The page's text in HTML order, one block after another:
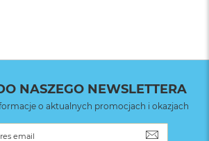
NASZEGO NEWSLETTERA
o aktualnych promocjach i okazjach